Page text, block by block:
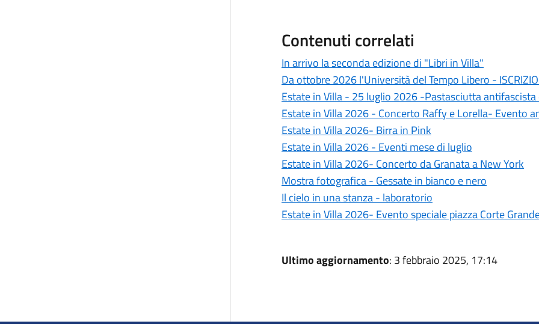
Contenuti correlati
In arrivo la seconda edizione di "Libri in Villa"
Da ottobre 2026 l'Università del Tempo Libero -
Estate in Villa - 25 luglio 2026 -Pastasciutta
Estate in Villa 2026 - Concerto Raffy e Lorella- Evento
Estate in Villa 2026- Birra in Pink
Estate in Villa 2026 - Eventi mese di luglio
Estate in Villa 2026- Concerto da Granata a New York
Mostra fotografica - Gessate in bianco e nero
Il cielo in una stanza - laboratorio
Estate in Villa 2026- Evento speciale piazza Corte
Ultimo aggiornamento: 3 febbraio 2025, 17:14